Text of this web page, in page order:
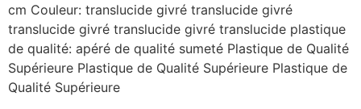
cm Couleur: translucide givré translucide givré
translucide givré translucide givré translucide plastique
de qualité: apéré de qualité sumeté Plastique de Qualité
Supérieure Plastique de Qualité Supérieure Plastique de
Qualité Supérieure